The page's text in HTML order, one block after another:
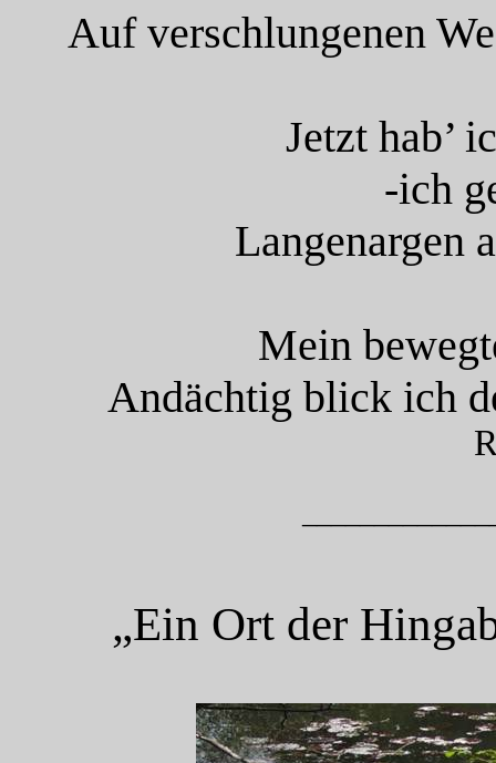
Auf verschlungenen
Jetzt hab’
-ich
Langenargen
Mein
Andächtig blick ich
„Ein Ort der